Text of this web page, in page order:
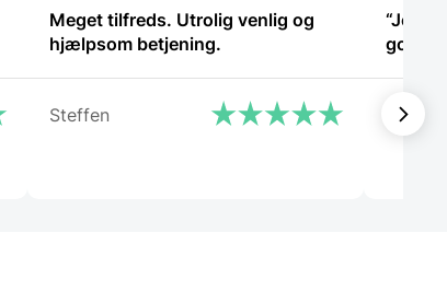
Meget tilfreds. Utrolig venlig og
hjælpsom betjening.
Steffen
“Jeg
god